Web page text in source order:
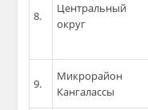
8.
Центральный
округ
9.
Микрорайон
Кангалассы